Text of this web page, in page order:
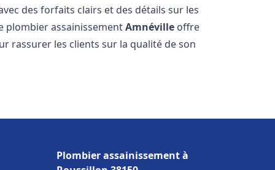
des forfaits clairs et des détails sur les
plombier assainissementAmnéville offre
rassurer les clients sur la qualité de son
Plombier assainissement à